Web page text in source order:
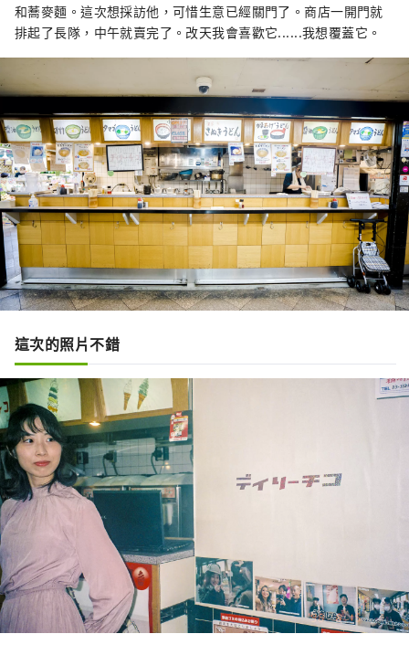
和蕎麥麵。這次想採訪他，可惜生意已經關門了。商店一開門就
排起了長隊，中午就賣完了。改天我會喜歡它......我想覆蓋它。
這次的照片不錯